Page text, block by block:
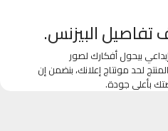
تفاصيل البيزنس.
بيحول أفكارك لصور
لحد مونتاج إعلانك، بنضمن إن
بأعلى جودة.